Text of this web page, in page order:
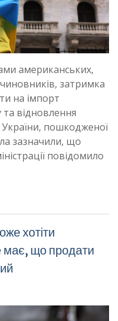
американських,
затримка
на імпорт
відновлення
України, пошкодженої
зазначили, що
повідомило
хотіти
має, що продати